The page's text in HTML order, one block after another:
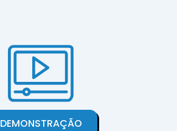
DEMONSTRAÇÃO